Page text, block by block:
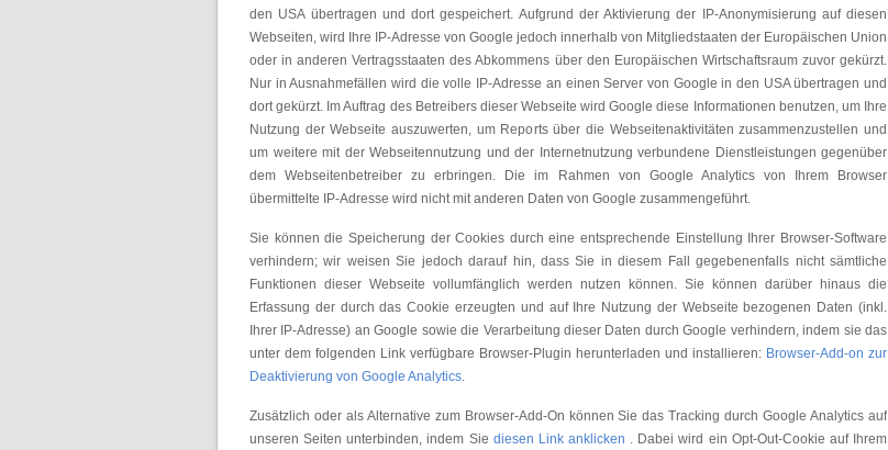
den USA übertragen und dort gespeichert. Aufgrund der Aktivierung der IP-Anonymisierung auf diesen
Webseiten, wird Ihre IP-Adresse von Google jedoch innerhalb von Mitgliedstaaten der Europäischen Union
oder in anderen Vertragsstaaten des Abkommens über den Europäischen Wirtschaftsraum zuvor gekürzt.
Nur in Ausnahmefällen wird die volle IP-Adresse an einen Server von Google in den USA übertragen und
dort gekürzt. Im Auftrag des Betreibers dieser Webseite wird Google diese Informationen benutzen, um Ihre
Nutzung der Webseite auszuwerten, um Reports über die Webseitenaktivitäten zusammenzustellen und
um weitere mit der Webseitennutzung und der Internetnutzung verbundene Dienstleistungen gegenüber
dem Webseitenbetreiber zu erbringen. Die im Rahmen von Google Analytics von Ihrem Browser
übermittelte IP-Adresse wird nicht mit anderen Daten von Google zusammengeführt.
Sie können die Speicherung der Cookies durch eine entsprechende Einstellung Ihrer Browser-Software
verhindern; wir weisen Sie jedoch darauf hin, dass Sie in diesem Fall gegebenenfalls nicht sämtliche
Funktionen dieser Webseite vollumfänglich werden nutzen können. Sie können darüber hinaus die
Erfassung der durch das Cookie erzeugten und auf Ihre Nutzung der Webseite bezogenen Daten (inkl.
Ihrer IP-Adresse) an Google sowie die Verarbeitung dieser Daten durch Google verhindern, indem sie das
unter dem folgenden Link verfügbare Browser-Plugin herunterladen und installieren: Browser-Add-on zur
Deaktivierung von Google Analytics.
Zusätzlich oder als Alternative zum Browser-Add-On können Sie das Tracking durch Google Analytics auf
unseren Seiten unterbinden, indem Sie diesen Link anklicken . Dabei wird ein Opt-Out-Cookie auf Ihrem